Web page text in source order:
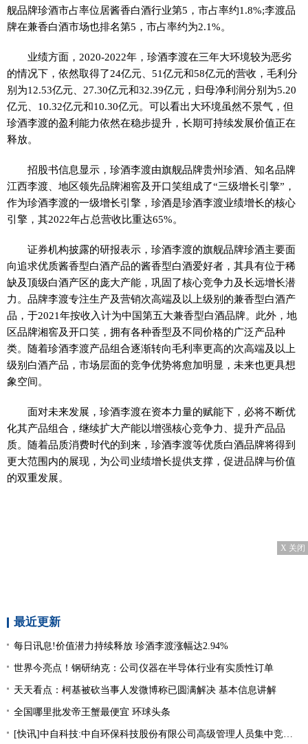
舰品牌珍酒市占率位居酱香白酒行业第5，市占率约1.8%;李渡品
牌在兼香白酒市场也排名第5，市占率约为2.1%。
业绩方面，2020-2022年，珍酒李渡在三年大环境较为恶劣
的情况下，依然取得了24亿元、51亿元和58亿元的营收，毛利分
别为12.53亿元、27.30亿元和32.39亿元，归母净利润分别为5.20
亿元、10.32亿元和10.30亿元。可以看出大环境虽然不景气，但
珍酒李渡的盈利能力依然在稳步提升，长期可持续发展价值正在
释放。
招股书信息显示，珍酒李渡由旗舰品牌贵州珍酒、知名品牌
江西李渡、地区领先品牌湘窖及开口笑组成了“三级增长引擎”，
作为珍酒李渡的一级增长引擎，珍酒是珍酒李渡业绩增长的核心
引擎，其2022年占总营收比重达65%。
证券机构披露的研报表示，珍酒李渡的旗舰品牌珍酒主要面
向追求优质酱香型白酒产品的酱香型白酒爱好者，其具有位于稀
缺及顶级白酒产区的庞大产能，巩固了核心竞争力及长远增长潜
力。品牌李渡专注生产及营销次高端及以上级别的兼香型白酒产
品，于2021年按收入计为中国第五大兼香型白酒品牌。此外，地
区品牌湘窖及开口笑，拥有各种香型及不同价格的广泛产品种
类。随着珍酒李渡产品组合逐渐转向毛利率更高的次高端及以上
级别白酒产品，市场层面的竞争优势将愈加明显，未来也更具想
象空间。
面对未来发展，珍酒李渡在资本力量的赋能下，必将不断优
化其产品组合，继续扩大产能以增强核心竞争力、提升产品品
质。随着品质消费时代的到来，珍酒李渡等优质白酒品牌将得到
更大范围内的展现，为公司业绩增长提供支撑，促进品牌与价值
的双重发展。
X 关闭
最近更新
每日讯息!价值潜力持续释放 珍酒李渡涨幅达2.94%
世界今亮点！钢研纳克：公司仪器在半导体行业有实质性订单
天天看点：柯基被砍当事人发微博称已圆满解决 基本信息讲解
全国哪里批发帝王蟹最便宜 环球头条
[快讯]中自科技:中自环保科技股份有限公司高级管理人员集中竞价减持股份进展|观焦点